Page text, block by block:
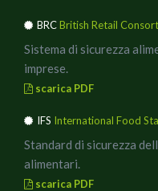
il sugo
del pomodoro, unirle e
In una padella
fiamma bassa, dopo
unirlo al sugo di
Cuocere gli spaghetti al
del sugo in un
ultimare con delle
BRCBritish Retail
Sistema di sicurezza
imprese.
scarica PDF
IFS International Food
Standard di sicurezza
alimentari.
scarica PDF